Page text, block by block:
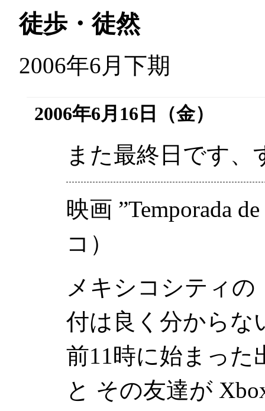
徒歩・徒然
2006年6月下期
2006年6月16日（金）
また最終日です、
映画 ”Temporada de
コ）
メキシコシティ
付は良く分からな
前11時に始まった
と その友達が